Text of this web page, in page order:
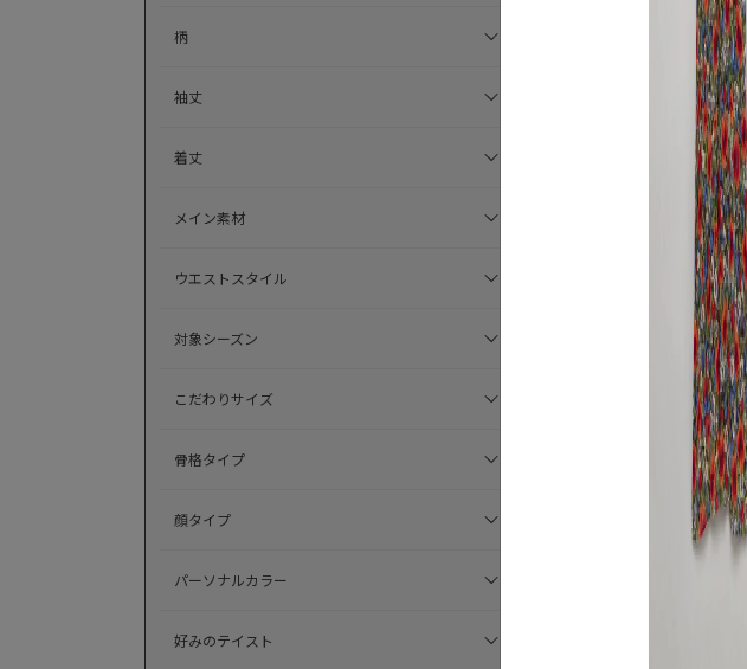
柄
袖丈
着丈
メイン素材
ウエストスタイル
対象シーズン
こだわりサイズ
骨格タイプ
顔タイプ
パーソナルカラー
好みのテイスト